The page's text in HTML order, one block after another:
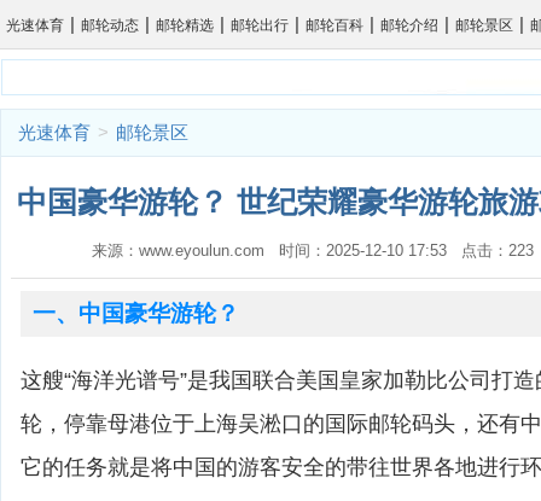
光速体育 | 邮轮动态 | 邮轮精选 | 邮轮出行 | 邮轮百科 | 邮轮介绍 | 邮轮景区 |
光速体育 > 邮轮景区
中国豪华游轮？ 世纪荣耀豪华游轮旅
来源：www.eyoulun.com 时间：2025-12-10 17:53 点击：
一、中国豪华游轮？
这艘“海洋光谱号”是我国联合美国皇家加勒比公司打
轮，停靠母港位于上海吴淞口的国际邮轮码头，还有
它的任务就是将中国的游客安全的带往世界各地进行